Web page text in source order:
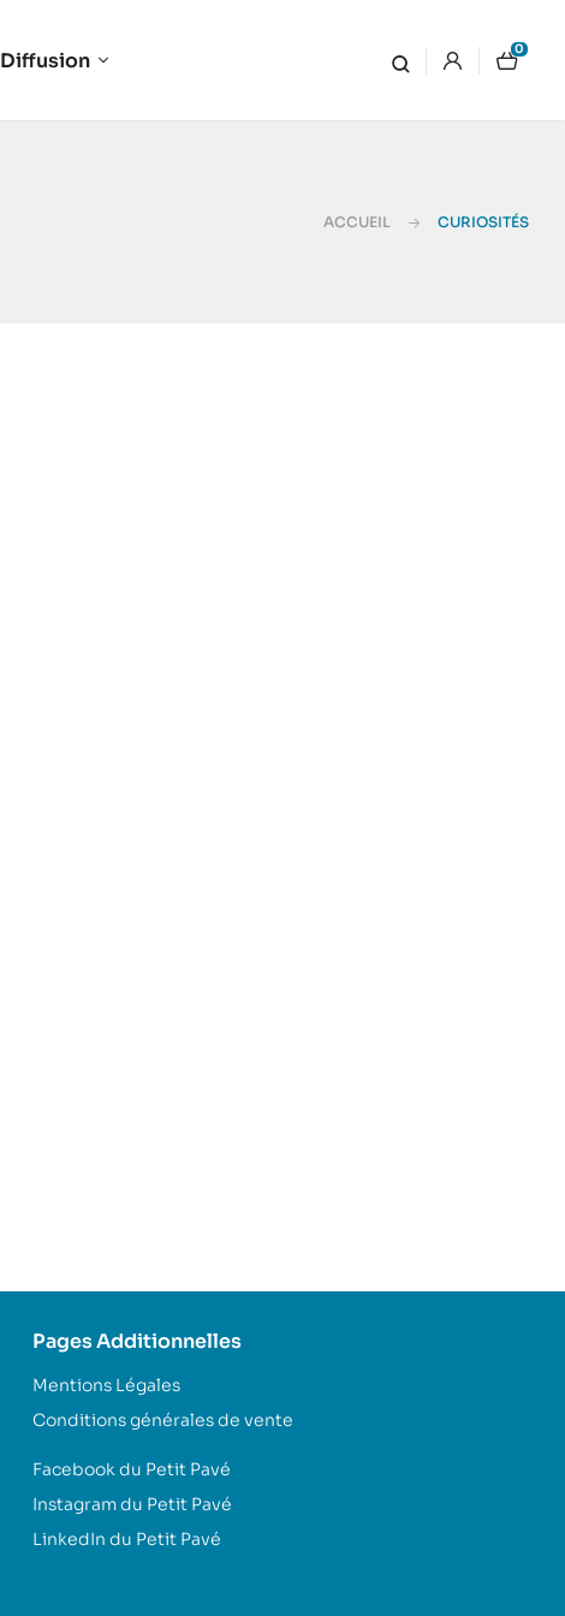
Diffusion 0
ACCUEIL CURIOSITÉS
Pages Additionnelles
Mentions Légales
Conditions générales de vente
Facebook du Petit Pavé
Instagram du Petit Pavé
LinkedIn du Petit Pavé